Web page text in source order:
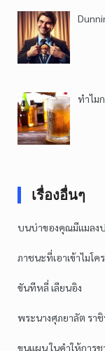
ทำไม
เรื่องอื่นๆ
บนบ่าของคุณมีแมลง
ภาชนะที่เอาเข้าไมโค
ขันทีหลี่ เลียนอิง
พระนางศุภยาลัต รา
ขุนแผน ในคำให้การช